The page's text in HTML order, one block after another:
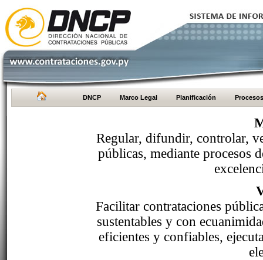
DNCP Marco Legal Planificación Procesos
Regular, difundir, controlar,
públicas, mediante procesos
Facilitar contrataciones
sustentables y con
eficientes y confiables,